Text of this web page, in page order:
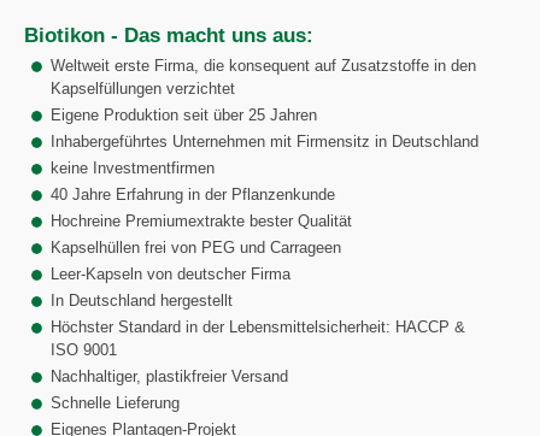
Biotikon - Das macht uns aus:
Weltweit erste Firma, die konsequent auf Zusatzstoffe in den
Kapselfüllungen verzichtet
Eigene Produktion seit über 25 Jahren
Inhabergeführtes Unternehmen mit Firmensitz in Deutschland
keine Investmentfirmen
40 Jahre Erfahrung in der Pflanzenkunde
Hochreine Premiumextrakte bester Qualität
Kapselhüllen frei von PEG und Carrageen
Leer-Kapseln von deutscher Firma
In Deutschland hergestellt
Höchster Standard in der Lebensmittelsicherheit: HACCP &
ISO 9001
Nachhaltiger, plastikfreier Versand
Schnelle Lieferung
Eigenes Plantagen-Projekt